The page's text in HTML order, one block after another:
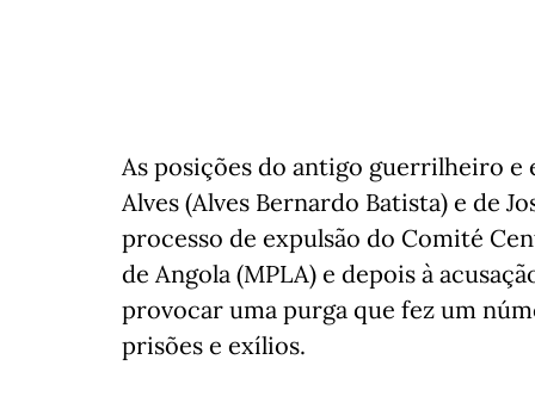
As posições do antigo guerrilheiro
Alves (Alves Bernardo Batista) e de
processo de expulsão do Comité
de Angola (MPLA) e depois à
provocar uma purga que fez um
prisões e exílios.